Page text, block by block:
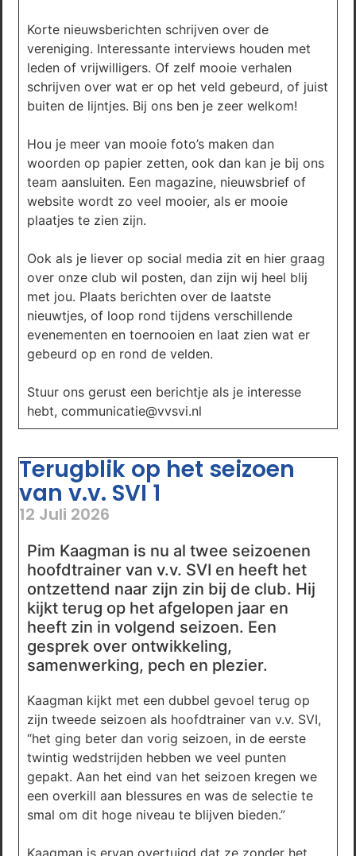
Korte nieuwsberichten schrijven over de
vereniging. Interessante interviews houden met
leden of vrijwilligers. Of zelf mooie verhalen
schrijven over wat er op het veld gebeurd, of juist
buiten de lijntjes. Bij ons ben je zeer welkom!
Hou je meer van mooie foto’s maken dan
woorden op papier zetten, ook dan kan je bij ons
team aansluiten. Een magazine, nieuwsbrief of
website wordt zo veel mooier, als er mooie
plaatjes te zien zijn.
Ook als je liever op social media zit en hier graag
over onze club wil posten, dan zijn wij heel blij
met jou. Plaats berichten over de laatste
nieuwtjes, of loop rond tijdens verschillende
evenementen en toernooien en laat zien wat er
gebeurd op en rond de velden.
Stuur ons gerust een berichtje als je interesse
hebt, communicatie@vvsvi.nl
Terugblik op het seizoen
van v.v. SVI 1
12 Juli 2026
Pim Kaagman is nu al twee seizoenen
hoofdtrainer van v.v. SVI en heeft het
ontzettend naar zijn zin bij de club. Hij
kijkt terug op het afgelopen jaar en
heeft zin in volgend seizoen. Een
gesprek over ontwikkeling,
samenwerking, pech en plezier.
Kaagman kijkt met een dubbel gevoel terug op
zijn tweede seizoen als hoofdtrainer van v.v. SVI,
“het ging beter dan vorig seizoen, in de eerste
twintig wedstrijden hebben we veel punten
gepakt. Aan het eind van het seizoen kregen we
een overkill aan blessures en was de selectie te
smal om dit hoge niveau te blijven bieden.”
Kaagman is ervan overtuigd dat ze zonder het